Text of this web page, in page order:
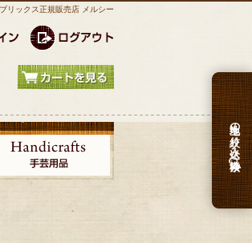
リックス正規販売店 メルシー
生地の絞り込み検索